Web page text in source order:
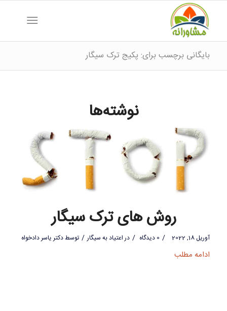
بایگانی برچسب برای: پکیج ترک سیگار
نوشته‌ها
روش های ترک سیگار
آوریل 18, 2022 / 0 دیدگاه / دراعتیاد به سیگار / توسطدکتر یاسر دادخواه
ادامه مطلب